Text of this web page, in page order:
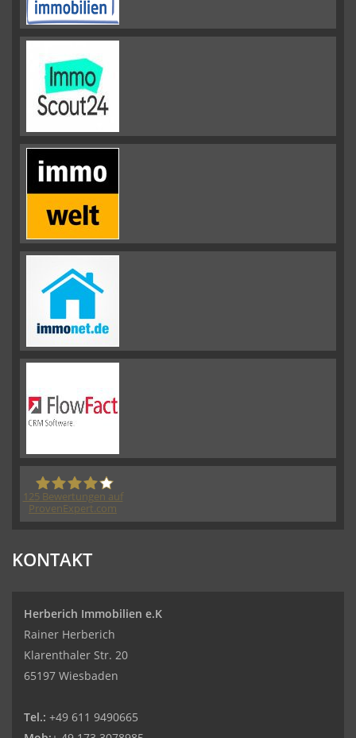
125 Bewertungen auf
ProvenExpert.com
KONTAKT
Herberich Immobilien e.K
Rainer Herberich
Klarenthaler Str. 20
65197 Wiesbaden
Tel.: +49 611 9490665